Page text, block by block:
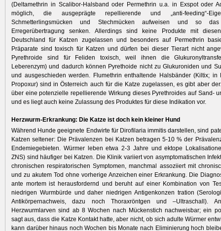
(Deltamethrin in Scalibor-Halsband oder Permethrin u.a. in Exspot oder
möglich, die ausgeprägte repellierende und „anti-feeding“-
Schmetterlingsmücken und Stechmücken aufweisen und so
Erregerübertragung senken. Allerdings sind keine Produkte mit
Deutschland für Katzen zugelassen und besonders auf Permethrin
Präparate sind toxisch für Katzen und dürfen bei dieser Tierart nicht
Pyrethroide sind für Feliden toxisch, weil ihnen die
Leberenzym) und dadurch können Pyrethoide nicht zu Glukuroniden und
und ausgeschieden werden. Flumethrin enthaltende Halsbänder (Kiltix; in
Propoxur) sind in Österreich auch für die Katze zugelassen, es gibt aber
über eine potenzielle repellierende Wirkung dieses Pyrethroides auf Sand-
und es liegt auch keine Zulassung des Produktes für diese Indikation vor.
Herzwurm-Erkrankung: Die Katze ist doch kein kleiner Hund
Während Hunde geeignete Endwirte für Dirofilaria immitis darstellen, sind
Katzen seltener: Die Prävalenzen bei Katzen betragen 5-10 % der
Endemiegebieten. Würmer leben etwa 2-3 Jahre und ektope
ZNS) sind häufiger bei Katzen. Die Klinik variiert von asymptomatischen
chronischen respiratorischen Symptomen, manchmal assoziiert mit
und zu akutem Tod ohne vorherige Anzeichen einer Erkrankung. Die
ante mortem ist herausfordernd und beruht auf einer Kombination von
niedrigen Wurmbürde und daher niedrigen Antigenkonzen tration
Antikörpernachweis, dazu noch Thoraxröntgen und –Ultraschall).
Herzwurmlarven sind ab 8 Wochen nach Mückenstich nachweisbar; ein
sagt aus, dass die Katze Kontakt hatte, aber nicht, ob sich adulte Würmer
kann darüber hinaus noch Wochen bis Monate nach Eliminierung hoch